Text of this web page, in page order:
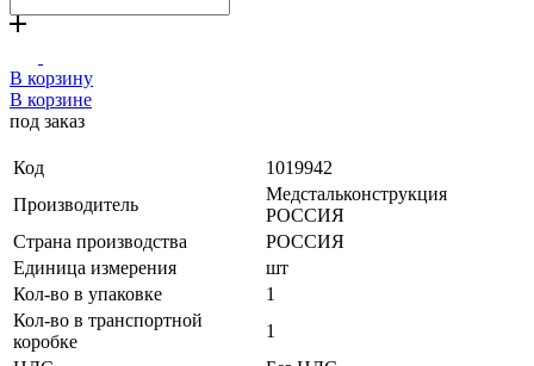
В корзину
В корзине
под заказ
Код
1019942
Производитель
Медстальконструкция
РОССИЯ
Страна производства
РОССИЯ
Единица измерения
шт
Кол-во в упаковке
1
Кол-во в транспортной
коробке
1